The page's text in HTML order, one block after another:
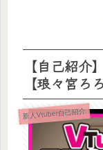
【自己紹
【琅々宮ろ
新人Vtuber自己紹介